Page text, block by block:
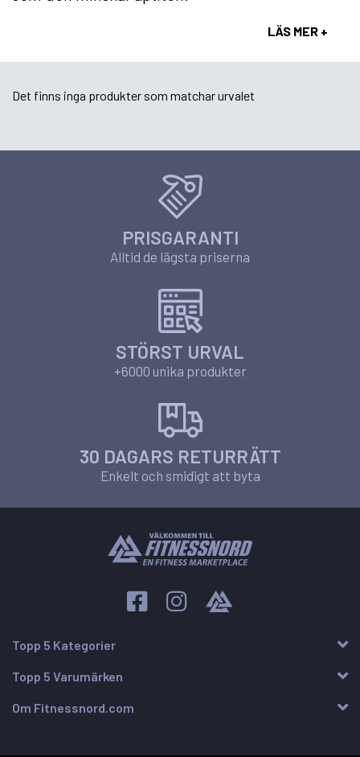
LÄS MER +
Det finns inga produkter som matchar urvalet
PRISGARANTI
Alltid de lägsta priserna
STÖRST URVAL
+6000 unika produkter
30 DAGARS RETURRÄTT
Enkelt och smidigt att byta
Topp 5 Kategorier
Topp 5 Varumärken
Om Fitnessnord.com